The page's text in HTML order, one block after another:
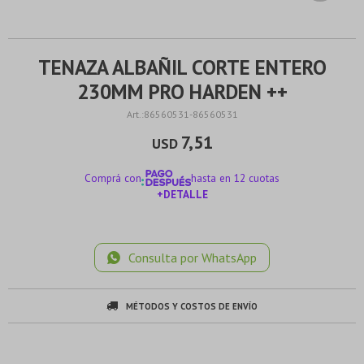
TENAZA ALBAÑIL CORTE ENTERO
230MM PRO HARDEN ++
86560531-86560531
USD 7,51
Comprá con
hasta en 12 cuotas
+DETALLE
Consulta por WhatsApp
MÉTODOS Y COSTOS DE ENVÍO